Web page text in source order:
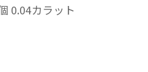
0.04カラット